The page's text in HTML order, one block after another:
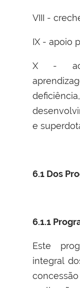
VIII -
IX - apoio
X -
e
6.1 Dos
6.1.1
Este
integral